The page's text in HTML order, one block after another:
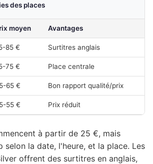
des places
moyen Avantages
85 € Surtitres anglais
75 € Place centrale
65 € Bon rapport qualité/prix
55 € Prix réduit
à partir de 25 €, mais
selon la date, l'heure, et la place. Les
offrent des surtitres en anglais,